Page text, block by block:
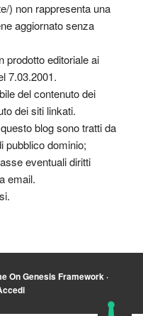
) non rappresenta una
aggiornato senza
prodotto editoriale ai
7.03.2001.
del contenuto dei
dei siti linkati.
blog sono tratti da
pubblico dominio;
eventuali diritti
email.
OnGenesis Framework·